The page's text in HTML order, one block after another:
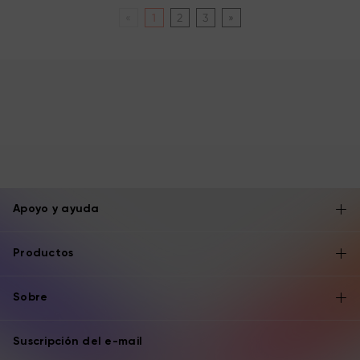
2 3 »
Apoyo y ayuda
Productos
Sobre
Suscripción del e-mail